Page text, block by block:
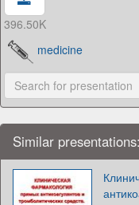
396.50K
medicine
Similar presentations: